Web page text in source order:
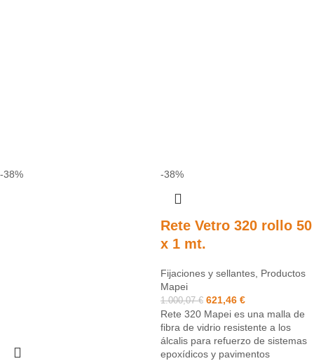
-38% -38%
Rete Vetro 320 rollo 50
x 1 mt.
Fijaciones y sellantes Productos
Mapei
1.000,07€ 621,46 €
Rete 320 Mapei es una malla de
fibra de vidrio resistente a los
álcalis para refuerzo de sistemas
epoxídicos y pavimentos